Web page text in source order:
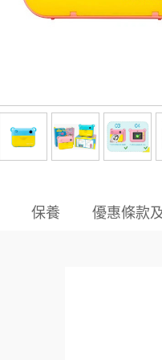
保養 優惠條款